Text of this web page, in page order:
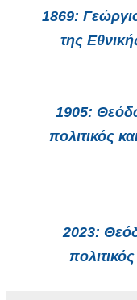
1869:
της
1905:
πολιτικός
2023: